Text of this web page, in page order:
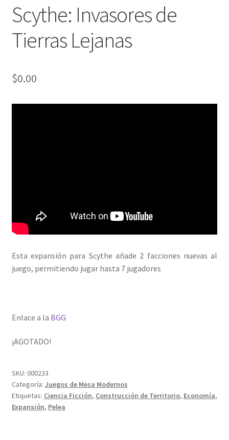
Scythe: Invasores de
Tierras Lejanas
$0.00
Esta expansión para Scythe añade 2 facciones nuevas al
juego, permitiendo jugar hasta 7 jugadores
Enlace a la BGG
¡AGOTADO!
SKU: 000233
Categoría: Juegos de Mesa Modernos
Etiquetas: Ciencia Ficción, Construcción de Territorio, Economía,
Expansión, Pelea